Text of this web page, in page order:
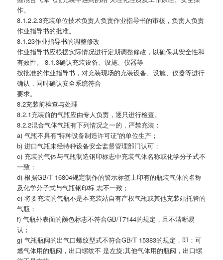
作。
8.1.2.2.3充装单位技术负责人负责作业指导书的审核，负责人负责
作业指导书的批准。
8.1.23作业指导书的调整修改
作业指导书应根据实际情况进行定期调整修改，以确保其安全性和
有效性。 8.1.3确认充装设备、设施、仪器等
按批准的作业指导书，对充装现场的充装设备、设施、仪器等进行
确认，同时确认安全系统符合
要求。
8.2充装前检查与处理
8.2.1充装前的气瓶应由专人负责，逐只进行检查。
8.2.2混合气体气瓶有下列情况之一的，严禁充装：
a) 气瓶不具有“特种设备制造许可证”的单位生产；
b) 进口气瓶未经特种设备安全监督管理部门认可；
c) 充装的气体与气瓶制造钢印标志中充装气体名称或化学分子式不
一致；
d) 根据GB/T 16804规定制作的警示标签上印有的瓶装气体的名称
及化学分子式与气瓶钢印标 志不一致；
e) 将要充装的气瓶不是本充装站自有产权气瓶或其他充装站托管的
气瓶；
f) 气瓶外表面的颜色标志不符合GB/T7144的规定，且不清晰易
认；
g) 气瓶瓶阀的出气口螺纹型式不符合GB/T 15383的规定，即：可
燃气体用的瓶阀，出口螺纹不 是左旋;其他气体用的瓶阀，出口螺